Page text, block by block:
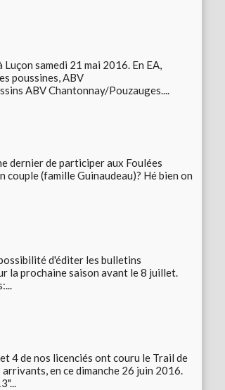
samedi 21 mai 2016. En EA,
poussines, ABV
ABV Chantonnay/Pouzauges....
dernier de participer aux Foulées
couple (famille Guinaudeau)? Hé bien on
d'éditer les bulletins
la prochaine saison avant le 8 juillet.
4 de nos licenciés ont couru le Trail de
en ce dimanche 26 juin 2016.